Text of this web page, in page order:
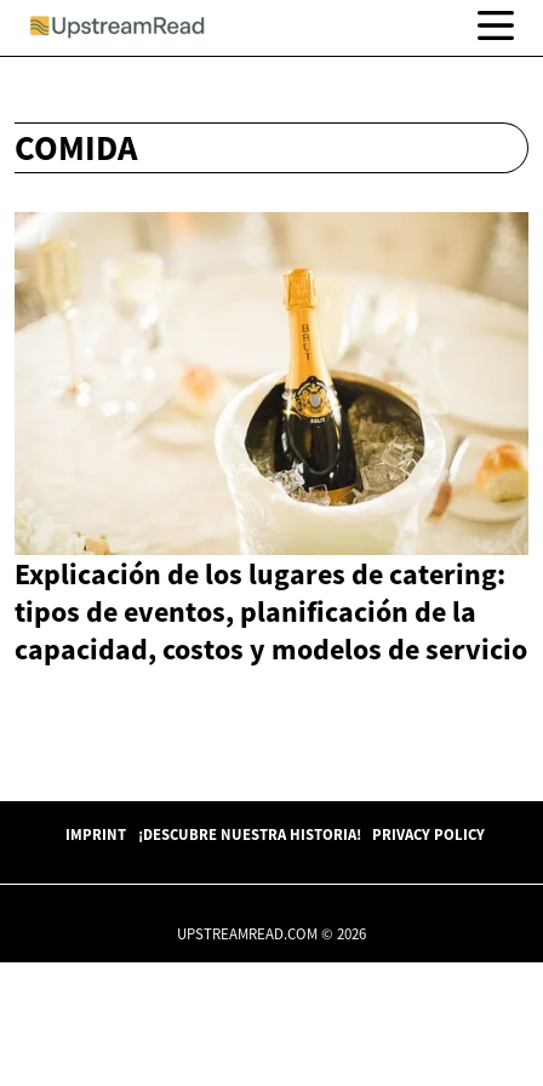
COMIDA
Explicación de los lugares de catering:
tipos de eventos, planificación de la
capacidad, costos y modelos de servicio
IMPRINT ¡DESCUBRE NUESTRA HISTORIA! PRIVACY POLICY
UPSTREAMREAD.COM © 2026